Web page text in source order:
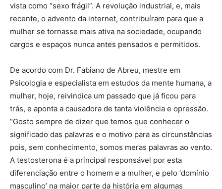
vista como “sexo frágil”. A revolução industrial, e, mais
recente, o advento da internet, contribuíram para que a
mulher se tornasse mais ativa na sociedade, ocupando
cargos e espaços nunca antes pensados e permitidos.
De acordo com Dr. Fabiano de Abreu, mestre em
Psicologia e especialista em estudos da mente humana, a
mulher, hoje, reivindica um passado que já ficou para
trás, e aponta a causadora de tanta violência e opressão.
“Gosto sempre de dizer que temos que conhecer o
significado das palavras e o motivo para as circunstâncias
pois, sem conhecimento, somos meras palavras ao vento.
A testosterona é a principal responsável por esta
diferenciação entre o homem e a mulher, e pelo ‘domínio
masculino’ na maior parte da história em algumas